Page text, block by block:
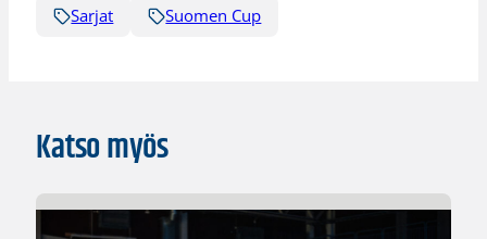
Sarjat
Suomen Cup
Katso myös